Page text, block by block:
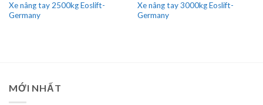
Xe nâng tay 2500kg Eoslift-
Germany
Xe nâng tay 3000kg Eoslift-
Germany
MỚI NHẤT